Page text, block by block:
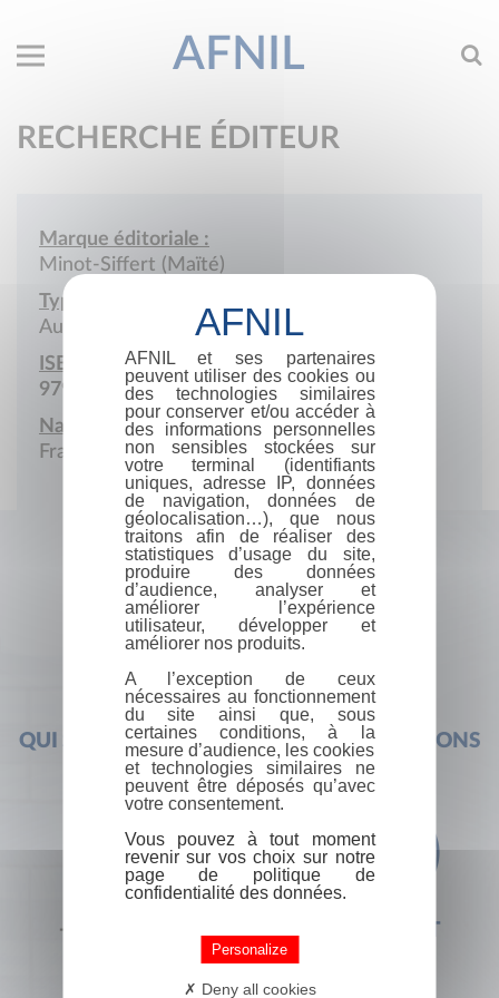
AFNIL
RECHERCHE ÉDITEUR
Marque éditoriale :
Minot-Siffert (Maïté)
Type de société :
Auto-édition
ISBN :
979-10-415-0391-9
Nationalité :
France
QUI SOMMES-NOUS ? FOIRE AUX QUESTIONS
+33 (0) 1 44 41 29 19 CONTACT
AFNIL et ses partenaires
peuvent utiliser des cookies ou
des technologies similaires
pour conserver et/ou accéder à
des informations personnelles
non sensibles stockées sur
votre terminal (identifiants
uniques, adresse IP, données
de navigation, données de
géolocalisation…), que nous
traitons afin de réaliser des
statistiques d’usage du site,
produire des données
d’audience, analyser et
améliorer l’expérience
utilisateur, développer et
améliorer nos produits.
A l’exception de ceux
nécessaires au fonctionnement
du site ainsi que, sous
certaines conditions, à la
mesure d’audience, les cookies
et technologies similaires ne
peuvent être déposés qu’avec
votre consentement.
Vous pouvez à tout moment
revenir sur vos choix sur notre
page de politique de
confidentialité des données.
Personalize
Deny all cookies